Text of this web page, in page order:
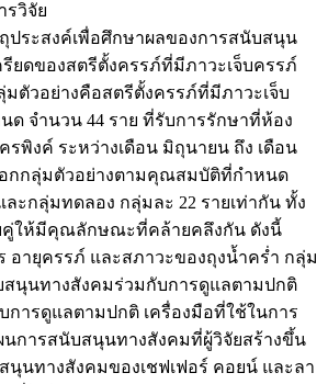
รวิจัย
ประสงค์เพื่อศึกษาผลของการสนับสนุน
ยดของสตรีตั้งครรภ์ที่มีภาวะเจ็บครรภ์
ตัวอย่างคือสตรีตั้งครรภ์ที่มีภาวะเจ็บ
จำนวน 44 ราย ที่รับการรักษาที่ห้อง
รพิงค์ ระหว่างเดือน มิถุนายน ถึง เดือน
อกกลุ่มตัวอย่างตามคุณสมบัติที่กำหนด
ะกลุ่มทดลอง กลุ่มละ 22 รายเท่ากัน ทั้ง
คู่ให้มีคุณลักษณะที่คล้ายคลึงกัน ดังนี้
อายุครรภ์ และสภาวะของถุงน้ำคร่ำ กลุ่ม
สนุนทางสังคมร่วมกับการดูแลตามปกติ
ารดูแลตามปกติ เครื่องมือที่ใช้ในการ
นการสนับสนุนทางสังคมที่ผู้วิจัยสร้างขึ้น
นทางสังคมของเชฟเฟอร์ คอยน์ และลา